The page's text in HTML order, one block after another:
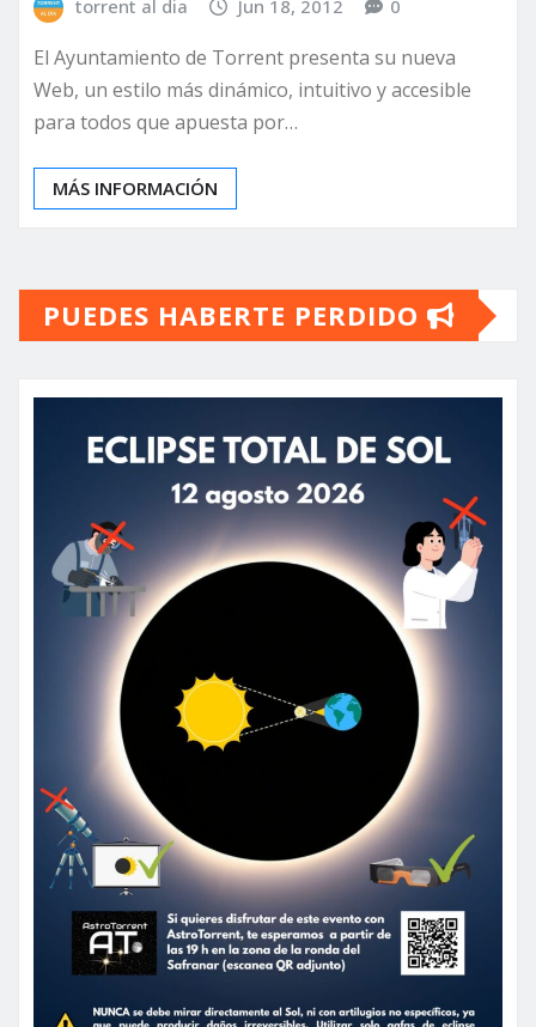
torrent al dia Jun 18, 2012 0
El Ayuntamiento de Torrent presenta su nueva
Web, un estilo más dinámico, intuitivo y accesible
para todos que apuesta por…
MÁS INFORMACIÓN
PUEDES HABERTE PERDIDO